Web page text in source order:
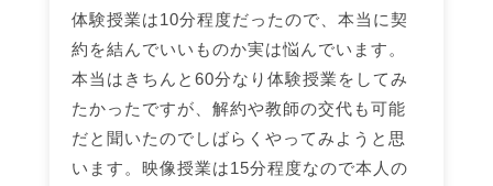
体験授業は10分程度だったので、本当に契
約を結んでいいものか実は悩んでいます。
本当はきちんと60分なり体験授業をしてみ
たかったですが、解約や教師の交代も可能
だと聞いたのでしばらくやってみようと思
います。映像授業は15分程度なので本人の